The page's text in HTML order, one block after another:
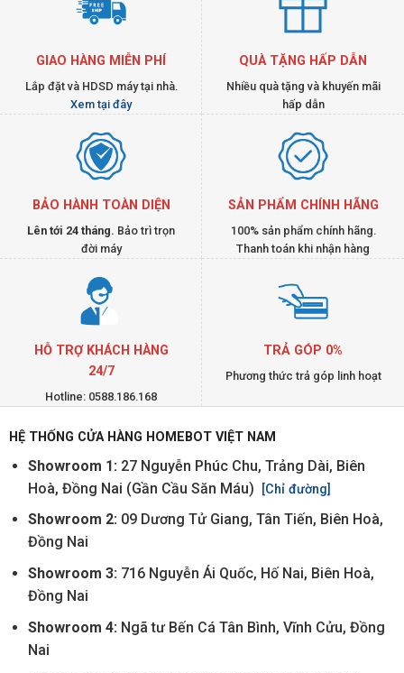
GIAO HÀNG MIỄN PHÍ
Lắp đặt và HDSD máy tại nhà.
Xem tại đây
QUÀ TẶNG HẤP DẪN
Nhiều quà tặng và khuyến mãi
hấp dẫn
BẢO HÀNH TOÀN DIỆN
Lên tới 24 tháng. Bảo trì trọn
đời máy
SẢN PHẨM CHÍNH HÃNG
100% sản phẩm chính hãng.
Thanh toán khi nhận hàng
HỖ TRỢ KHÁCH HÀNG
24/7
Hotline: 0588.186.168
TRẢ GÓP 0%
Phương thức trả góp linh hoạt
HỆ THỐNG CỬA HÀNG HOMEBOT VIỆT NAM
Showroom 1: 27 Nguyễn Phúc Chu, Trảng Dài, Biên
Hoà, Đồng Nai (Gần Cầu Săn Máu)
[Chỉ đường]
Showroom 2: 09 Dương Tử Giang, Tân Tiến, Biên Hoà,
Đồng Nai
Showroom 3:716 Nguyễn Ái Quốc, Hố Nai, Biên Hoà,
Đồng Nai
Showroom 4: Ngã tư Bến Cá Tân Bình, Vĩnh Cửu, Đồng
Nai